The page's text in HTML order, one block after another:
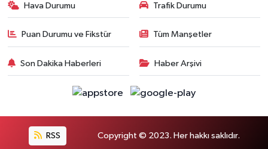
Hava Durumu Trafik Durumu
Puan Durumu ve Fikstür Tüm Manşetler
Son Dakika Haberleri Haber Arşivi
RSS Copyright © 2023. Her hakkı saklıdır.